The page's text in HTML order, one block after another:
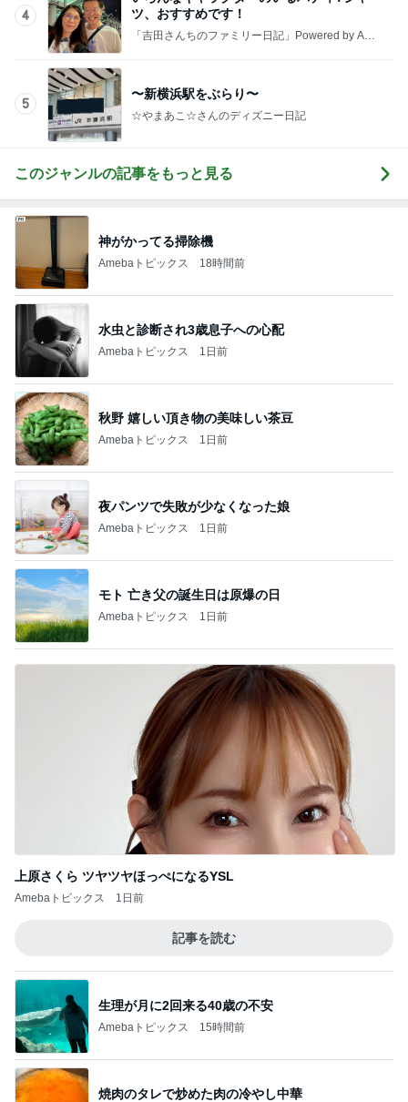
4
ツ、おすすめです！
「吉田さんちのファミリー日記」Powered by Ame
5
〜新横浜駅をぶらり〜
☆やまあこ☆さんのディズニー日記
このジャンルの記事をもっと見る
神がかってる掃除機
Amebaトピックス 18時間前
水虫と診断され3歳息子への心配
Amebaトピックス 1日前
秋野 嬉しい頂き物の美味しい茶豆
Amebaトピックス 1日前
夜パンツで失敗が少なくなった娘
Amebaトピックス 1日前
モト 亡き父の誕生日は原爆の日
Amebaトピックス 1日前
上原さくら ツヤツヤほっぺになるYSL
Amebaトピックス 1日前
記事を読む
生理が月に2回来る40歳の不安
Amebaトピックス 15時間前
焼肉のタレで炒めた肉の冷やし中華